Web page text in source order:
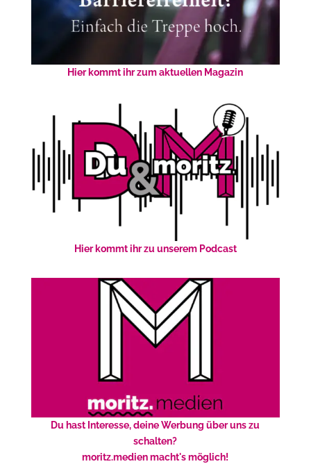
Hier kommt ihr zum aktuellen Magazin
Hier kommt ihr zu unserem Podcast
Du hast Interesse, deine Werbung über uns zu
schalten?
moritz.medien macht's möglich!